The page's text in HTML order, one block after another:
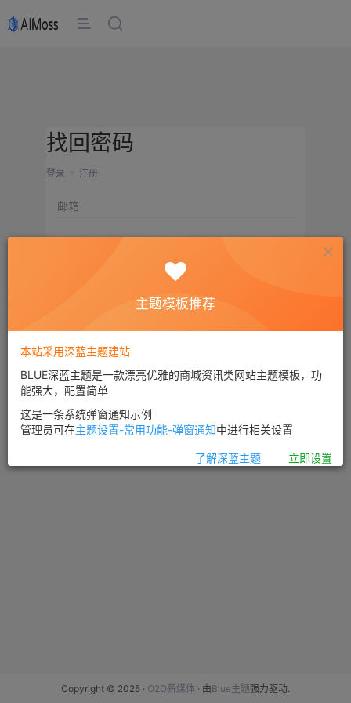
找回密码
登录 注册
邮箱
确认提交
Copyright © 2025 · O2O薪媒体 · 由Blue主题强力驱动.
主题模板推荐
本站采用深蓝主题建站
BLUE深蓝主题是一款漂亮优雅的商城资讯类网站主题模板，功
能强大，配置简单
这是一条系统弹窗通知示例
管理员可在主题设置-常用功能-弹窗通知中进行相关设置
了解深蓝主题 立即设置